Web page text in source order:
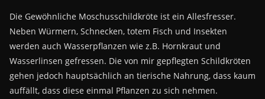
Die Gewöhnliche Moschusschildkröte ist ein Allesfresser.
Neben Würmern, Schnecken, totem Fisch und Insekten
werden auch Wasserpflanzen wie z.B. Hornkraut und
Wasserlinsen gefressen. Die von mir gepflegten Schildkröten
gehen jedoch hauptsächlich an tierische Nahrung, dass kaum
auffällt, dass diese einmal Pflanzen zu sich nehmen.